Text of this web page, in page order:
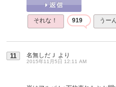
それな！ 919 うー
11 名無しだＪ より
2015年11月5日 12:11 AM